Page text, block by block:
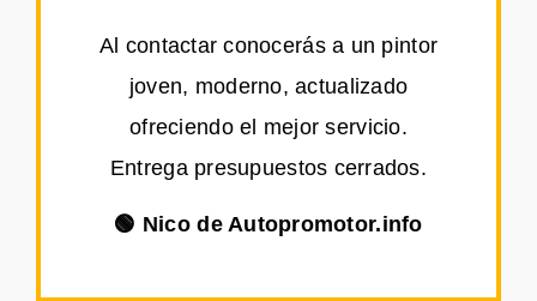
Al contactar conocerás a un pintor
joven, moderno, actualizado
ofreciendo el mejor servicio.
Entrega presupuestos cerrados.
🟢 Nico de Autopromotor.info